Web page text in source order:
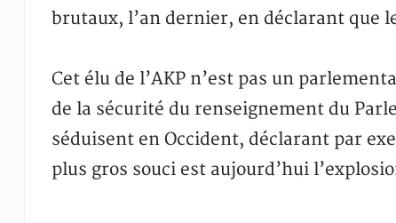
brutaux, l’an dernier, en déclarant que
Cet élu de l’AKP n’est pas un
de la sécurité du renseignement du
séduisent en Occident, déclarant par
plus gros souci est aujourd’hui